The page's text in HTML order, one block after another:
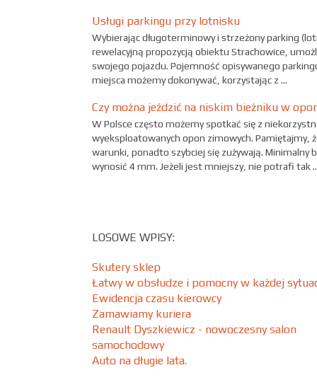
Usługi parkingu przy lotnisku
Wybierając długoterminowy i strzeżony parking
rewelacyjną propozycją obiektu Strachowice,
swojego pojazdu. Pojemność opisywanego
miejsca możemy dokonywać, korzystając z ...
Czy można jeździć na niskim bieżniku w
W Polsce często możemy spotkać się z
wyeksploatowanych opon zimowych. Pamiętajmy,
warunki, ponadto szybciej się zużywają. Minimalny
wynosić 4 mm. Jeżeli jest mniejszy, nie potrafi tak
LOSOWE WPISY:
Skutery sklep
Łatwy w obsłudze i pomocny w każdej
Ewidencja czasu kierowcy
Zamawiamy kuriera
Renault Dyszkiewicz - nowoczesny salon
samochodowy
Auto na długie lata.